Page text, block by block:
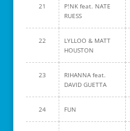
21
P!NK feat. NATE
RUESS
22
LYLLOO & MATT
HOUSTON
23
RIHANNA feat.
DAVID GUETTA
24 FUN